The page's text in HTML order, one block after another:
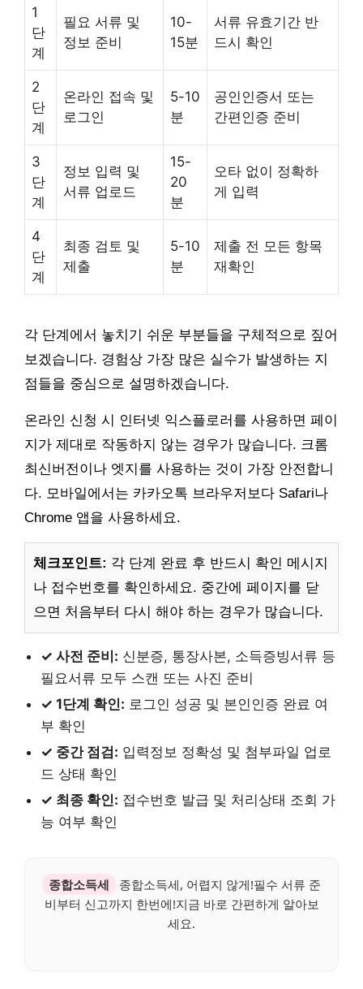
1
단
계
필요 서류 및
정보 준비
10-
15분
서류 유효기간 반
드시 확인
2
단
계
온라인 접속 및
로그인
5-10
분
공인인증서 또는
간편인증 준비
3
단
계
정보 입력 및
서류 업로드
15-
20
분
오타 없이 정확하
게 입력
4
단
계
최종 검토 및
제출
5-10
분
제출 전 모든 항목
재확인
각 단계에서 놓치기 쉬운 부분들을 구체적으로 짚어
보겠습니다. 경험상 가장 많은 실수가 발생하는 지
점들을 중심으로 설명하겠습니다.
온라인 신청 시 인터넷 익스플로러를 사용하면 페이
지가 제대로 작동하지 않는 경우가 많습니다. 크롬
최신버전이나 엣지를 사용하는 것이 가장 안전합니
다. 모바일에서는 카카오톡 브라우저보다 Safari나
Chrome 앱을 사용하세요.
체크포인트: 각 단계 완료 후 반드시 확인 메시지
나 접수번호를 확인하세요. 중간에 페이지를 닫
으면 처음부터 다시 해야 하는 경우가 많습니다.
✓ 사전 준비: 신분증, 통장사본, 소득증빙서류 등
필요서류 모두 스캔 또는 사진 준비
✓ 1단계 확인: 로그인 성공 및 본인인증 완료 여
부 확인
✓ 중간 점검: 입력정보 정확성 및 첨부파일 업로
드 상태 확인
✓ 최종 확인: 접수번호 발급 및 처리상태 조회 가
능 여부 확인
종합소득세
종합소득세, 어렵지 않게!필수 서류 준
비부터 신고까지 한번에!지금 바로 간편하게 알아보
세요.